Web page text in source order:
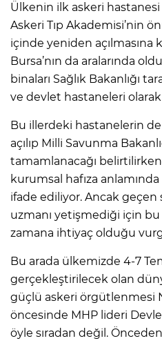
Ülkenin ilk askeri
Askeri Tıp Akademisi’nin
içinde yeniden açılmasına
Bursa’nın da aralarında
binaları Sağlık Bakanlığı
ve devlet hastaneleri olarak
Bu illerdeki hastanelerin
açılıp Milli Savunma
tamamlanacağı
kurumsal hafıza
ifade ediliyor. Ancak geçen
uzmanı yetişmediği için bu
zamana ihtiyaç olduğu
Bu arada ülkemizde 4-7
gerçekleştirilecek olan
güçlü askeri örgütlenmesi
öncesinde MHP lideri
öyle sıradan değil.